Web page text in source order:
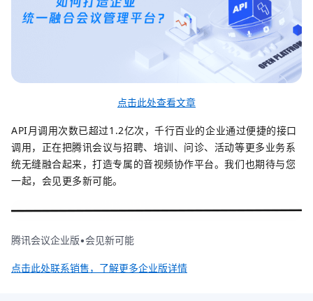
点击此处查看文章
API月调用次数已超过1.2亿次，千行百业的企业通过便捷的接口
调用，正在把腾讯会议与招聘、培训、问诊、活动等更多业务系
统无缝融合起来，打造专属的音视频协作平台。我们也期待与您
一起，会见更多新可能。
腾讯会议企业版•会见新可能
点击此处联系销售，了解更多企业版详情